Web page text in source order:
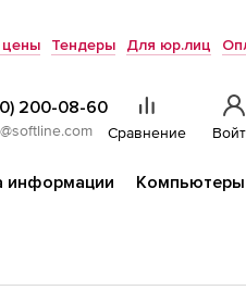
цены Тендеры Для юр.лиц
200-08-60
Сравнение
информации Компьютеры